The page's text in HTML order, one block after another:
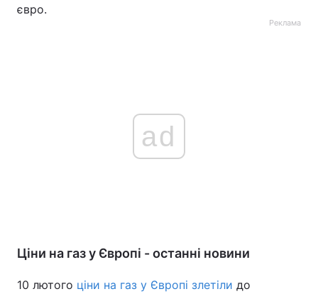
євро.
Реклама
ad
Ціни на газ у Європі - останні новини
10 лютого ціни на газ у Європі злетіли до